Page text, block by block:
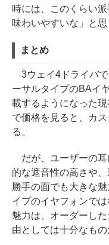
時には、このくらい
味わいやすいな」と思
まとめ
3ウェイ4ドライバ
ーサルタイプのBAイ
載するようになった
で価格を見ると、カ
る。
だが、ユーザーの耳
的な遮音性の高さや
勝手の面でも大きな
イプのイヤフォンで
魅力は、オーダーし
由としては十分なもの